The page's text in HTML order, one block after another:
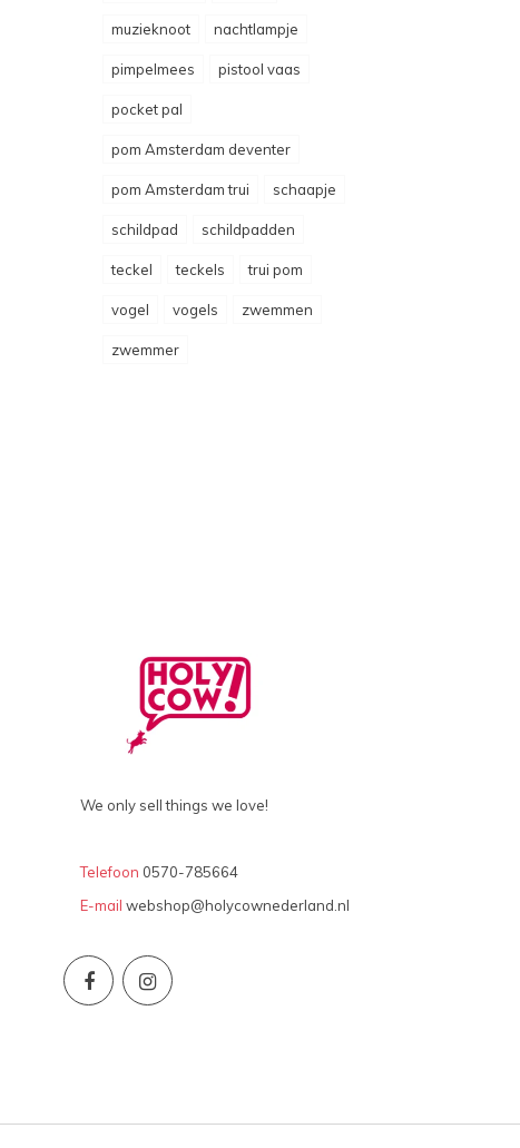
muzieknoot nachtlampje
pimpelmees pistool vaas
pocket pal
pom Amsterdam deventer
pom Amsterdam trui schaapje
schildpad schildpadden
teckel teckels trui pom
vogel vogels zwemmen
zwemmer
We only sell things we love!
Telefoon 0570-785664
E-mail webshop@holycownederland.nl